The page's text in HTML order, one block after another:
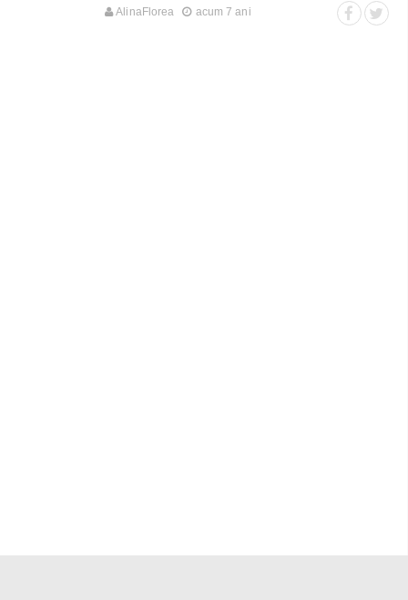
AlinaFlorea acum 7 ani